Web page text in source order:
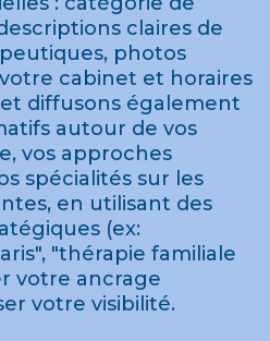
claires de
photos
cabinet et horaires
diffusons également
autour de vos
vos approches
spécialités sur les
en utilisant des
(ex:
"thérapie familiale
votre ancrage
votre visibilité.